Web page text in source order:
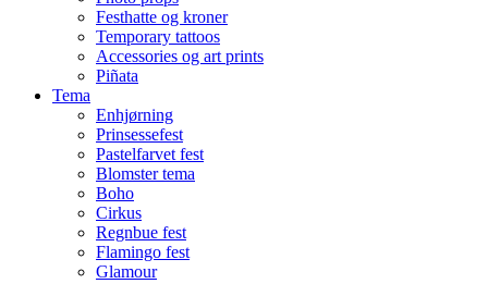
Festhatte og kroner
Temporary tattoos
Accessories og art prints
Piñata
Tema
Enhjørning
Prinsessefest
Pastelfarvet fest
Blomster tema
Boho
Cirkus
Regnbue fest
Flamingo fest
Glamour